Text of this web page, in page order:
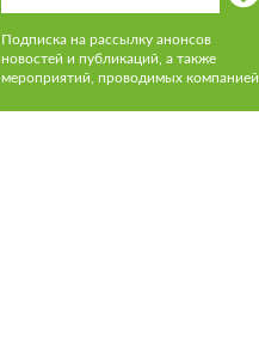
Подписка на рассылку анонсов
новостей и публикаций, а также
мероприятий, проводимых компанией.